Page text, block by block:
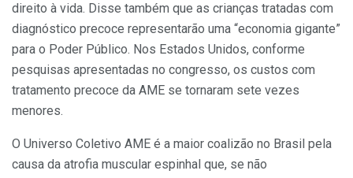
direito à vida. Disse também que as crianças tratadas com
diagnóstico precoce representarão uma “economia gigante”
para o Poder Público. Nos Estados Unidos, conforme
pesquisas apresentadas no congresso, os custos com
tratamento precoce da AME se tornaram sete vezes
menores.
O Universo Coletivo AME é a maior coalizão no Brasil pela
causa da atrofia muscular espinhal que, se não